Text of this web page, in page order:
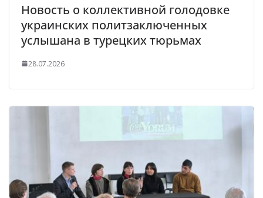
Новость о коллективной голодовке
украинских политзаключенных
услышана в турецких тюрьмах
28.07.2026